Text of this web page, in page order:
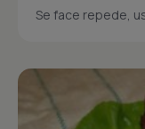
Se face repede,